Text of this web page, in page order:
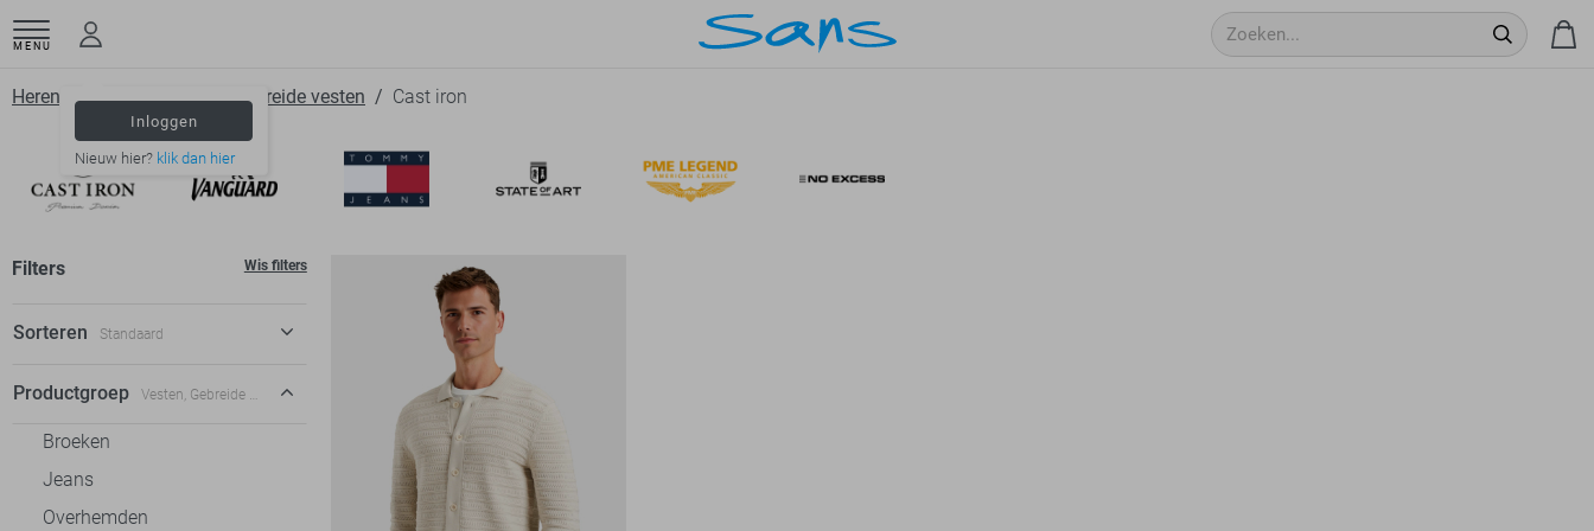
MENU
Inloggen
Nieuw hier? klik dan hier
Herenkleding Vesten Gebreide vesten Cast iron
Filters Wis filters
Sorteren Standaard
Standaard
Productgroep Vesten, Gebreide vesten
Broeken
Jeans
Overhemden